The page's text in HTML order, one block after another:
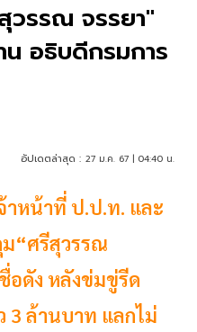
วรรณ จรรยา"
อธิบดีกรมการ
อัปเดตล่าสุด : 27 ม.ค. 67 | 04:40 น.
าหน้าที่ ป.ป.ท. และ
“ศรีสุวรรณ
อดัง หลังข่มขู่รีด
3 ล้านบาท แลกไม่